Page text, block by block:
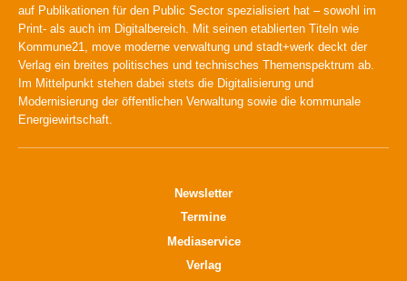
auf Publikationen für den Public Sector spezialisiert hat – sowohl im
Print- als auch im Digitalbereich. Mit seinen etablierten Titeln wie
Kommune21, move moderne verwaltung und stadt+werk deckt der
Verlag ein breites politisches und technisches Themenspektrum ab.
Im Mittelpunkt stehen dabei stets die Digitalisierung und
Modernisierung der öffentlichen Verwaltung sowie die kommunale
Energiewirtschaft.
Newsletter
Termine
Mediaservice
Verlag